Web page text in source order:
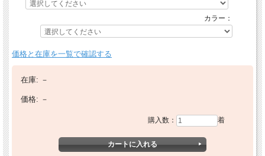
カラー：
価格と在庫を一覧で確認する
在庫: －
価格: －
購入数： 着